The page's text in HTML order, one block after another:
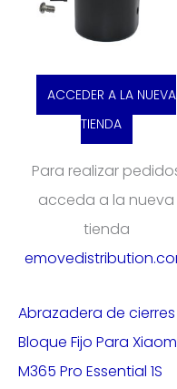
ACCEDER A LA NUEVA
TIENDA
Para realizar
acceda a la nueva
tienda
Abrazadera de cierres
Bloque Fijo Para
M365 Pro Essential 1S